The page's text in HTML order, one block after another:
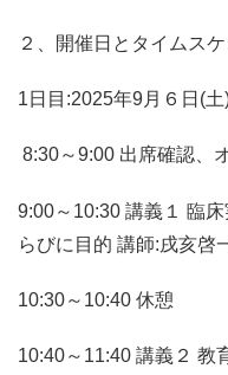
２、開催日とタイムス
1日目:2025年9月６日(土
8:30～9:00 出席確認、
9:00～10:30 講義１ 臨
らびに目的 講師:戌亥啓
10:30～10:40 休憩
10:40～11:40 講義２ 教